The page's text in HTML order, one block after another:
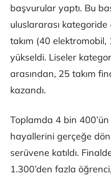
başvurular yaptı. Bu
uluslararası
takım (40
yükseldi. Liseler
arasından, 25 takım
kazandı.
Toplamda 4 bin
hayallerini gerçeğe
serüvene katıldı.
1.300’den fazla